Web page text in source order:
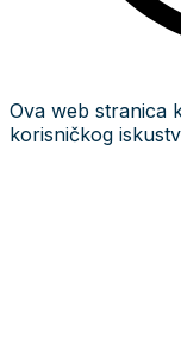
Ova web stranica
korisničkog